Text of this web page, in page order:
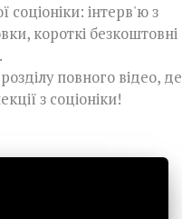
соціоніки: інтерв'ю з
короткі безкоштовні
повного відео, де
з соціоніки!